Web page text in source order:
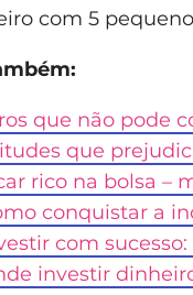
com 5
que não pode
que
rico na bolsa –
conquistar a
com
investir